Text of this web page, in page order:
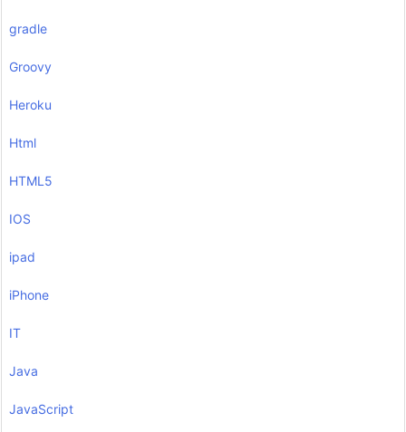
gradle
Groovy
Heroku
Html
HTML5
IOS
ipad
iPhone
IT
Java
JavaScript